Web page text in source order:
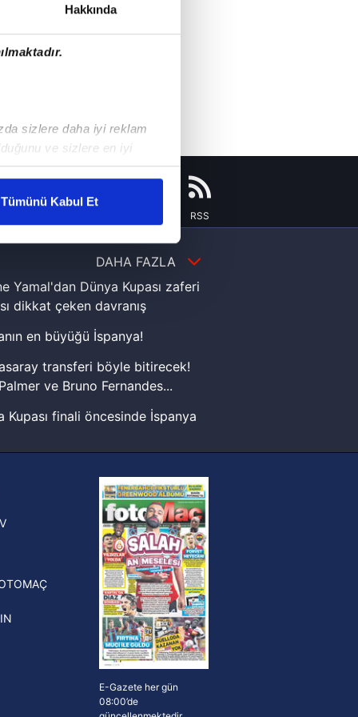
Hakkında
sizlere daha iyi reklam
ve sizlere en iyi
karşılamak
gösterilmeyecektir."
kullanılmaktadır. Bu
sunulması
ve sizlere yönelik
detaylı bilgi için Ayarlar
ve sitemizde ilgili
Tümünü Kabul Et
RSS
DAHA FAZLA
Yamal'dan Dünya Kupası zaferi
dikkat çeken davranış
en büyüğü İspanya!
transferi böyle bitirecek!
ve Bruno Fernandes...
Kupası finali öncesinde İspanya
yüzüğü verilecek
Crespo, Meksika Ligi
Atlas'ın yeni teknik
oldu
E-Gazete her gün
08:00’de